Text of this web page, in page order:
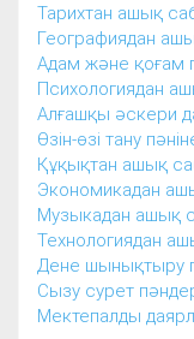
Тарихтан ашық
Географиядан
Адам және қоғам
Психологиядан
Алғашқы әскери
Өзін-өзі тану
Құқықтан ашық
Экономикадан
Музыкадан ашық
Технологиядан
Дене шынықтыру
Сызу сурет
Мектепалды